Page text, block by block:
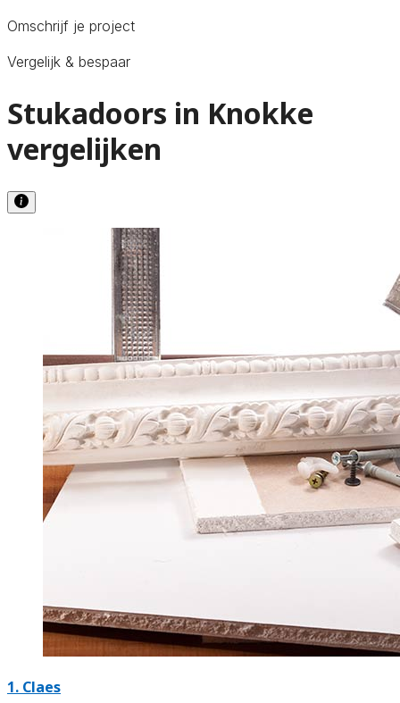
Omschrijf je project
Vergelijk & bespaar
Stukadoors in Knokke
vergelijken
1. Claes